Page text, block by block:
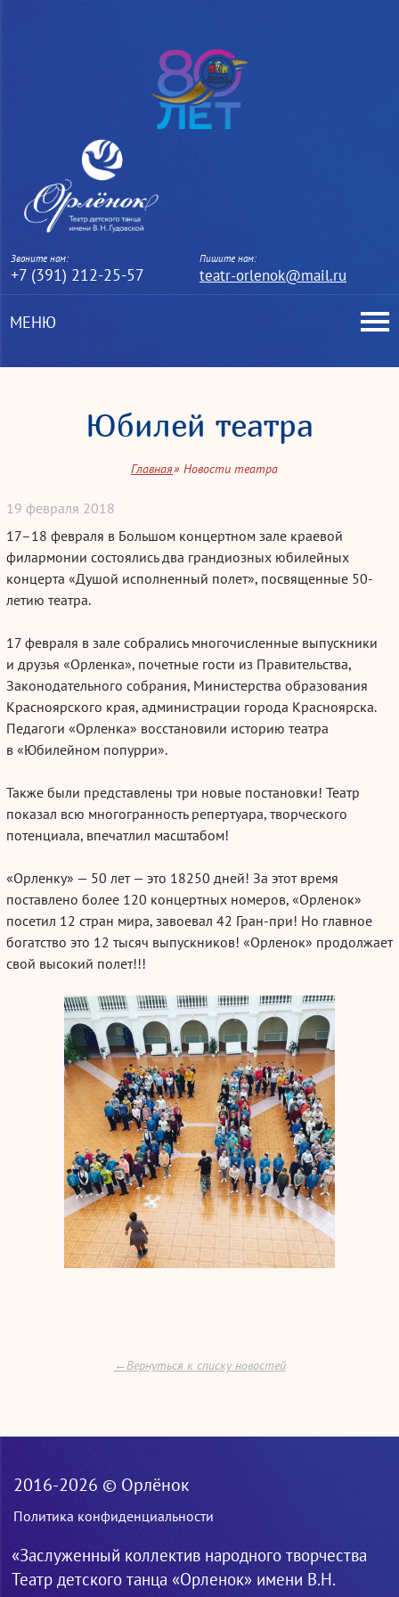
Звоните нам:
+7 (391) 212-25-57
Пишите нам:
teatr-orlenok@mail.ru
МЕНЮ
Юбилей театра
Главная Новости театра
19 февраля 2018
17–18 февраля в Большом концертном зале краевой
филармонии состоялись два грандиозных юбилейных
концерта «Душой исполненный полет», посвященные 50-
летию театра.
17 февраля в зале собрались многочисленные выпускники
и друзья «Орленка», почетные гости из Правительства,
Законодательного собрания, Министерства образования
Красноярского края, администрации города Красноярска.
Педагоги «Орленка» восстановили историю театра
в «Юбилейном попурри».
Также были представлены три новые постановки! Театр
показал всю многогранность репертуара, творческого
потенциала, впечатлил масштабом!
«Орленку» — 50 лет — это 18250 дней! За этот время
поставлено более 120 концертных номеров, «Орленок»
посетил 12 стран мира, завоевал 42 Гран-при! Но главное
богатство это 12 тысяч выпускников! «Орленок» продолжает
свой высокий полет!!!
←Вернуться к списку новостей
2016-2026 © Орлёнок
Политика конфиденциальности
«Заслуженный коллектив народного творчества
Театр детского танца «Орленок» имени В.Н.